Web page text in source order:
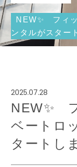
カフェ&バー
ショッププラス
歯科医院 A
NEW✨️ フィ
ンタルがスター
2025.07.28
NEW✨️
ベートロ
タートし